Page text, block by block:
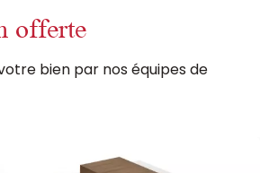
offerte
bien par nos équipes de